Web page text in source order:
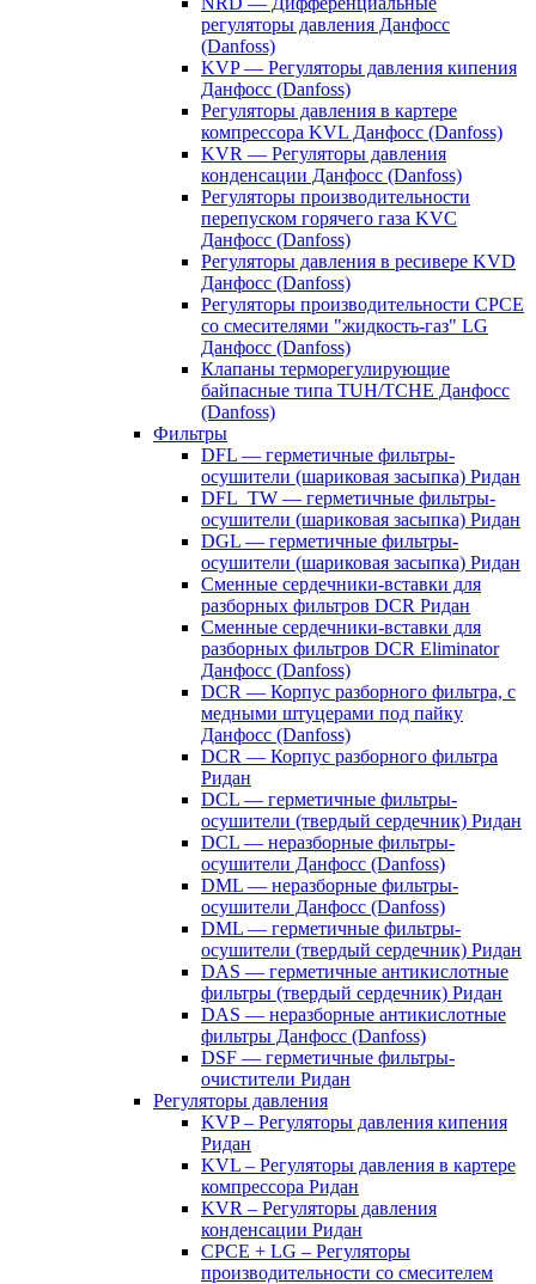
регуляторы давления Данфосс
(Danfoss)
KVP — Регуляторы давления кипения
Данфосс (Danfoss)
Регуляторы давления в картере
компрессора KVL Данфосс (Danfoss)
KVR — Регуляторы давления
конденсации Данфосс (Danfoss)
Регуляторы производительности
перепуском горячего газа KVC
Данфосс (Danfoss)
Регуляторы давления в ресивере KVD
Данфосс (Danfoss)
Регуляторы производительности CPCE
со смесителями "жидкость-газ" LG
Данфосс (Danfoss)
Клапаны терморегулирующие
байпасные типа TUH/TCHE Данфосс
(Danfoss)
Фильтры
DFL — герметичные фильтры-
осушители (шариковая засыпка) Ридан
DFL_TW — герметичные фильтры-
осушители (шариковая засыпка) Ридан
DGL — герметичные фильтры-
осушители (шариковая засыпка) Ридан
Сменные сердечники-вставки для
разборных фильтров DCR Ридан
Сменные сердечники-вставки для
разборных фильтров DCR Eliminator
Данфосс (Danfoss)
DCR — Корпус разборного фильтра, с
медными штуцерами под пайку
Данфосс (Danfoss)
DCR — Корпус разборного фильтра
Ридан
DCL — герметичные фильтры-
осушители (твердый сердечник) Ридан
DCL — неразборные фильтры-
осушители Данфосс (Danfoss)
DML — неразборные фильтры-
осушители Данфосс (Danfoss)
DML — герметичные фильтры-
осушители (твердый сердечник) Ридан
DAS — герметичные антикислотные
фильтры (твердый сердечник) Ридан
DAS — неразборные антикислотные
фильтры Данфосс (Danfoss)
DSF — герметичные фильтры-
очистители Ридан
Регуляторы давления
KVP – Регуляторы давления кипения
Ридан
KVL – Регуляторы давления в картере
компрессора Ридан
KVR – Регуляторы давления
конденсации Ридан
CPCE + LG – Регуляторы
производительности со смесителем